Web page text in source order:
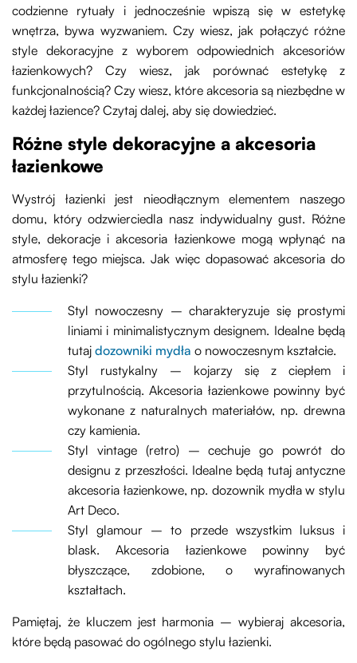
codzienne rytuały i jednocześnie wpiszą się w estetykę
wnętrza, bywa wyzwaniem. Czy wiesz, jak połączyć różne
style dekoracyjne z wyborem odpowiednich akcesoriów
łazienkowych? Czy wiesz, jak porównać estetykę z
funkcjonalnością? Czy wiesz, które akcesoria są niezbędne w
każdej łazience? Czytaj dalej, aby się dowiedzieć.
Różne style dekoracyjne a akcesoria
łazienkowe
Wystrój łazienki jest nieodłącznym elementem naszego
domu, który odzwierciedla nasz indywidualny gust. Różne
style, dekoracje i akcesoria łazienkowe mogą wpłynąć na
atmosferę tego miejsca. Jak więc dopasować akcesoria do
stylu łazienki?
Styl nowoczesny – charakteryzuje się prostymi
liniami i minimalistycznym designem. Idealne będą
tutaj dozowniki mydła o nowoczesnym kształcie.
Styl rustykalny – kojarzy się z ciepłem i
przytulnością. Akcesoria łazienkowe powinny być
wykonane z naturalnych materiałów, np. drewna
czy kamienia.
Styl vintage (retro) – cechuje go powrót do
designu z przeszłości. Idealne będą tutaj antyczne
akcesoria łazienkowe, np. dozownik mydła w stylu
Art Deco.
Styl glamour – to przede wszystkim luksus i
blask. Akcesoria łazienkowe powinny być
błyszczące, zdobione, o wyrafinowanych
kształtach.
Pamiętaj, że kluczem jest harmonia – wybieraj akcesoria,
które będą pasować do ogólnego stylu łazienki.